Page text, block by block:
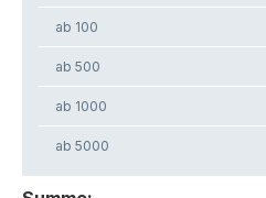
ab 100
ab 500
ab 1000
ab 5000